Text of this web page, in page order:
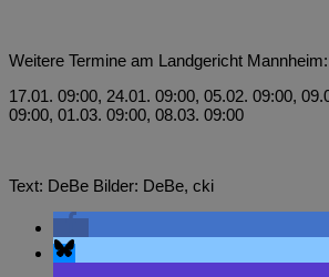
Weitere Termine am Landgericht Mannheim:
17.01. 09:00, 24.01. 09:00, 05.02. 09:00,
09:00, 01.03. 09:00, 08.03. 09:00
Text: DeBe Bilder: DeBe, cki